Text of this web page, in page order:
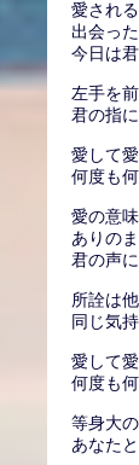
愛され
出会っ
今日は
左手を
君の指
愛して
何度も
愛の意
ありの
君の声
所詮は
同じ気
愛して
何度も
等身大
あなた